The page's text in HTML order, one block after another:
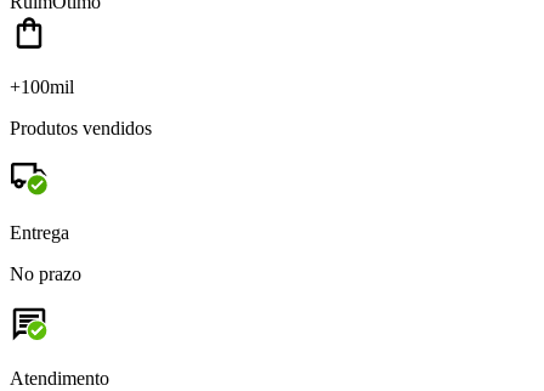
+100mil
Produtos vendidos
Entrega
No prazo
Atendimento